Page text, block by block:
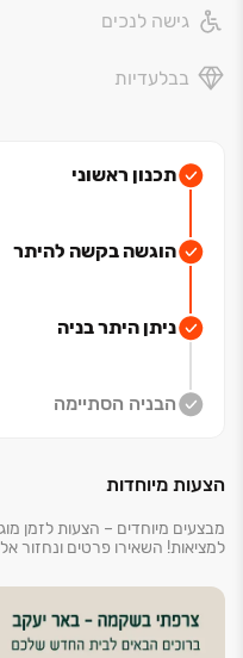
עתידית של הרכבת הקלה
מאשר מקום לשים בו את
ומפנקת. כל פרט ופרט
דיירי הפרויקט יהנו
תוכננו כך שיספקו לא רק
חוויית מגורים יוקרתית
שמים את הלב בעיצוב
חוויית מגורים יוקרתית
כל פרט במתחם נבחר
בצורה חכמה ומרווחת,
מנת לספק חווית מגורים
גישה לנכים
בבלעדיות
תכנון ראשוני
הוגשה בקשה להיתר
ניתן היתר בניה
הבניה הסתיימה
הצעות מיוחדות
מבצעים מיוחדים – הצעות לזמן
למציאות! השאירו פרטים ונחזור